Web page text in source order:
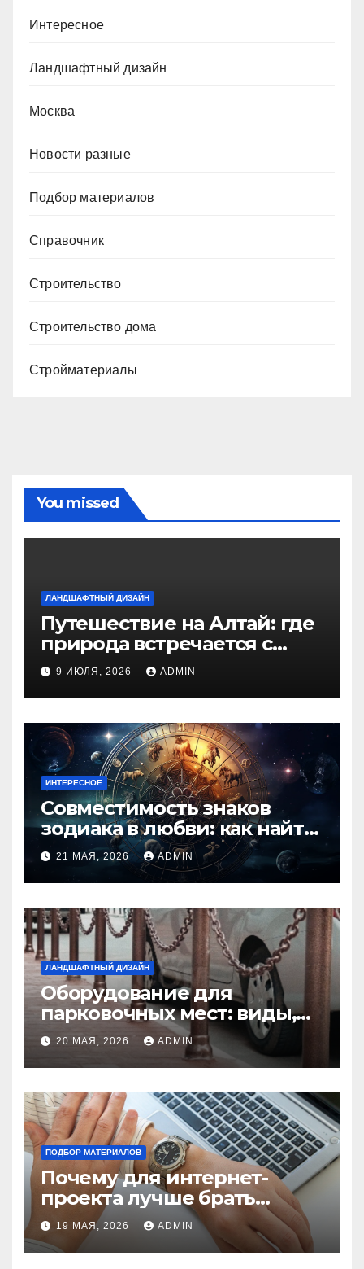
Интересное
Ландшафтный дизайн
Москва
Новости разные
Подбор материалов
Справочник
Строительство
Строительство дома
Стройматериалы
You missed
ЛАНДШАФТНЫЙ ДИЗАЙН
Путешествие на Алтай: где
природа встречается с
духом приключений
9 ИЮЛЯ, 2026 ADMIN
ИНТЕРЕСНОЕ
Совместимость знаков
зодиака в любви: как найти
идеальную пару и
избежать конфликтов
21 МАЯ, 2026 ADMIN
ЛАНДШАФТНЫЙ ДИЗАЙН
Оборудование для
парковочных мест: виды,
функции и нормы
установки
20 МАЯ, 2026 ADMIN
ПОДБОР МАТЕРИАЛОВ
Почему для интернет-
проекта лучше брать
отдельный сервер:
преимущества и ключевые
аспекты
19 МАЯ, 2026 ADMIN